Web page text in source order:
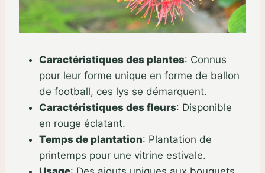
Caractéristiques des plantes: Connus
pour leur forme unique en forme de ballon
de football, ces lys se démarquent.
Caractéristiques des fleurs: Disponible
en rouge éclatant.
Temps de plantation: Plantation de
printemps pour une vitrine estivale.